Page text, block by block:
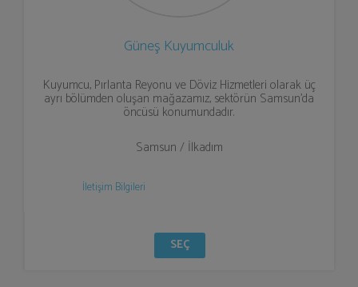
Güneş Kuyumculuk
Kuyumcu, Pırlanta Reyonu ve Döviz Hizmetleri olarak üç
ayrı bölümden oluşan mağazamız, sektörün Samsun’da
öncüsü konumundadır.
Samsun / İlkadım
İletişim Bilgileri
SEÇ